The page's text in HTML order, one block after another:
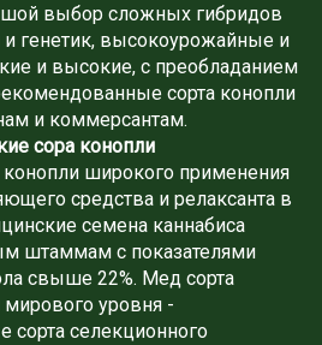
выбор сложных гибридов
и генетик, высокоурожайные и
и высокие, с преобладанием
сорта конопли
и коммерсантам.
сора конопли
широкого применения
средства и релаксанта в
семена каннабиса
штаммам с показателями
свыше 22%. Мед сорта
уровня -
селекционного